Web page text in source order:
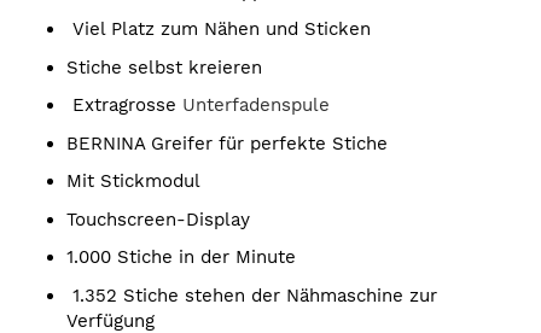
Viel Platz zum Nähen und Sticken
Stiche selbst kreieren
Extragrosse Unterfadenspule
BERNINA Greifer für perfekte Stiche
Mit Stickmodul
Touchscreen-Display
1.000 Stiche in der Minute
1.352 Stiche stehen der Nähmaschine zur
Verfügung